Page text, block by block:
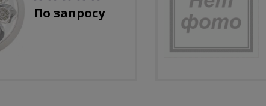
5000K/500lm/датчик
движения)
По запросу